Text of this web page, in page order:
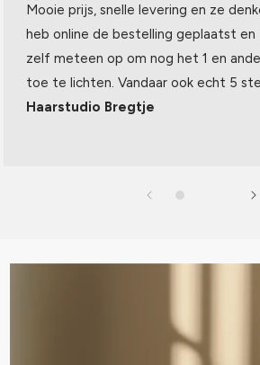
Mooie prijs, snelle levering en ze
heb online de bestelling geplaatst en
zelf meteen op om nog het 1 en
toe te lichten. Vandaar ook echt 5
Haarstudio Bregtje